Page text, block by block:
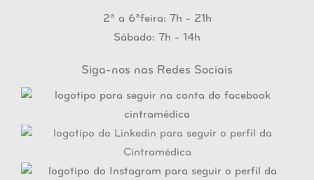
2ª a 6ªfeira: 7h - 21h
Sábado: 7h - 14h
Siga-nos nas Redes Sociais